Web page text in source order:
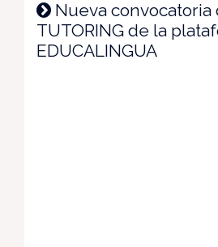
Nueva convocatoria
TUTORING de la
EDUCALINGUA